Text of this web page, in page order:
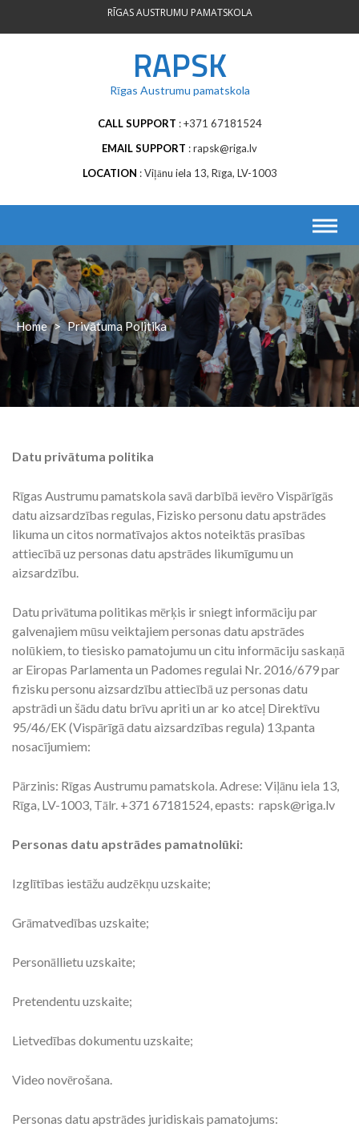
RĪGAS AUSTRUMU PAMATSKOLA
RAPSK
Rīgas Austrumu pamatskola
CALL SUPPORT
+371 67181524
EMAIL SUPPORT
rapsk@riga.lv
LOCATION
Viļānu iela 13, Rīga, LV-1003
Home > Privātuma Politika
Datu privātuma politika
Rīgas Austrumu pamatskola savā darbībā ievēro Vispārīgās
datu aizsardzības regulas, Fizisko personu datu apstrādes
likuma un citos normatīvajos aktos noteiktās prasības
attiecībā uz personas datu apstrādes likumīgumu un
aizsardzību.
Datu privātuma politikas mērķis ir sniegt informāciju par
galvenajiem mūsu veiktajiem personas datu apstrādes
nolūkiem, to tiesisko pamatojumu un citu informāciju saskaņā
ar Eiropas Parlamenta un Padomes regulai Nr. 2016/679 par
fizisku personu aizsardzību attiecībā uz personas datu
apstrādi un šādu datu brīvu apriti un ar ko atceļ Direktīvu
95/46/EK (Vispārīgā datu aizsardzības regula) 13.panta
nosacījumiem:
Pārzinis: Rīgas Austrumu pamatskola. Adrese: Viļānu iela 13,
Rīga, LV-1003, Tālr. +371 67181524, epasts: rapsk@riga.lv
Personas datu apstrādes pamatnolūki:
Izglītības iestāžu audzēkņu uzskaite;
Grāmatvedības uzskaite;
Personāllietu uzskaite;
Pretendentu uzskaite;
Lietvedības dokumentu uzskaite;
Video novērošana.
Personas datu apstrādes juridiskais pamatojums: